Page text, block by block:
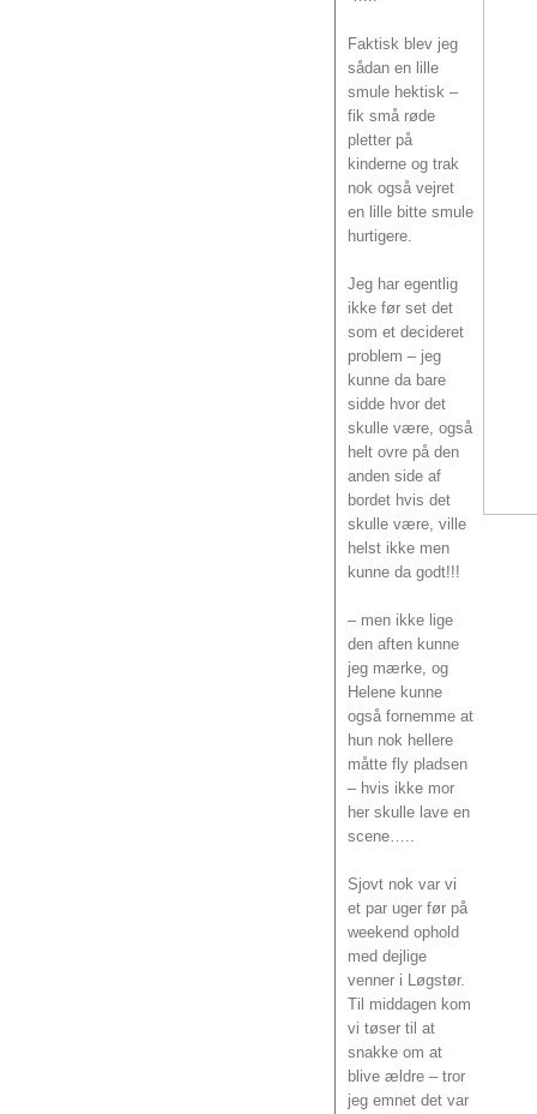
Faktisk blev jeg
sådan en lille
smule hektisk –
fik små røde
pletter på
kinderne og trak
nok også vejret
en lille bitte smule
hurtigere.
Jeg har egentlig
ikke før set det
som et decideret
problem – jeg
kunne da bare
sidde hvor det
skulle være, også
helt ovre på den
anden side af
bordet hvis det
skulle være, ville
helst ikke men
kunne da godt!!!
– men ikke lige
den aften kunne
jeg mærke, og
Helene kunne
også fornemme at
hun nok hellere
måtte fly pladsen
– hvis ikke mor
her skulle lave en
scene…..
Sjovt nok var vi
et par uger før på
weekend ophold
med dejlige
venner i Løgstør.
Til middagen kom
vi tøser til at
snakke om at
blive ældre – tror
jeg emnet det var